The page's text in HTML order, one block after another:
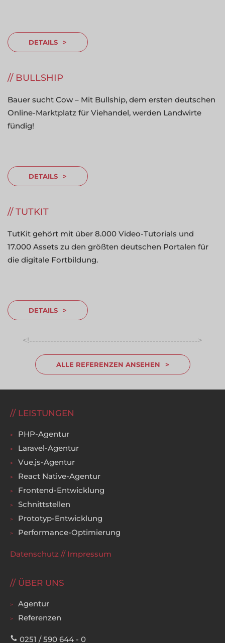
DETAILS
BULLSHIP
Bauer sucht Cow – Mit Bullship, dem ersten deutschen
Online-Marktplatz für Viehandel, werden Landwirte
fündig!
DETAILS
TUTKIT
TutKit gehört mit über 8.000 Video-Tutorials und
17.000 Assets zu den größten deutschen Portalen für
die digitale Fortbildung.
DETAILS
<! >
ALLE REFERENZEN ANSEHEN
LEISTUNGEN
PHP-Agentur
Laravel-Agentur
Vue.js-Agentur
React Native-Agentur
Frontend-Entwicklung
Schnittstellen
Prototyp-Entwicklung
Performance-Optimierung
Datenschutz // Impressum
ÜBER UNS
Agentur
Referenzen
0251 / 590 644 - 0